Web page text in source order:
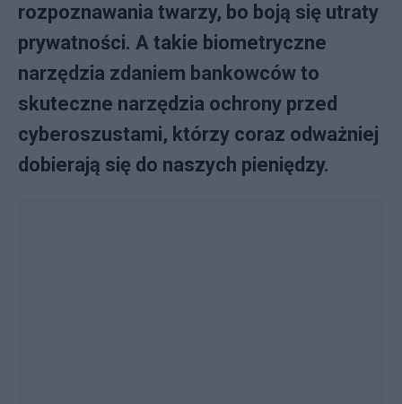
rozpoznawania twarzy, bo boją się utraty
prywatności. A takie biometryczne
narzędzia zdaniem bankowców to
skuteczne narzędzia ochrony przed
cyberoszustami, którzy coraz odważniej
dobierają się do naszych pieniędzy.